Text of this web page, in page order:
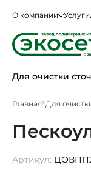
О компании Услуги
Для очистки
Главная Для
Артикул: